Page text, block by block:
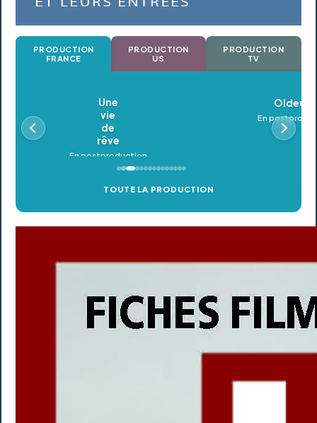
PRODUCTION
FRANCE
PRODUCTION
US
PRODUCTION
TV
Oldeupe
En postproduction
TOUTE LA PRODUCTION